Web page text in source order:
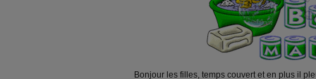
Bonjour les filles, temps couvert et en plus il